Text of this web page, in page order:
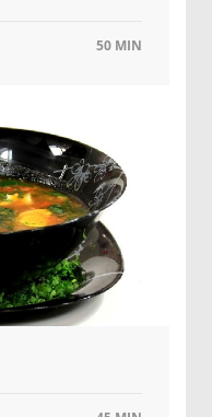
50 MIN